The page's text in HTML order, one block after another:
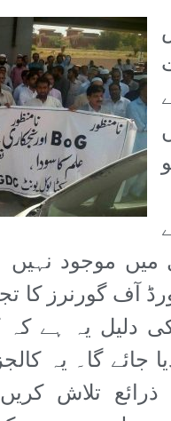
موجود نہیں
آف گورنرز کا
دلیل یہ ہے کہ
جائے گا۔ یہ
ذرائع تلاش